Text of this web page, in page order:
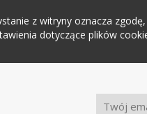
z witryny oznacza
dotyczące plików